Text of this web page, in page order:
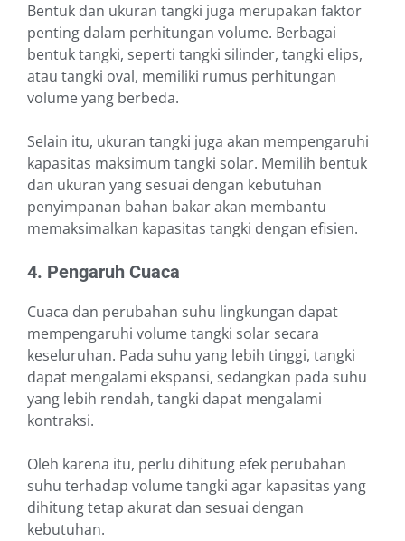
Bentuk dan ukuran tangki juga merupakan faktor
penting dalam perhitungan volume. Berbagai
bentuk tangki, seperti tangki silinder, tangki elips,
atau tangki oval, memiliki rumus perhitungan
volume yang berbeda.
Selain itu, ukuran tangki juga akan mempengaruhi
kapasitas maksimum tangki solar. Memilih bentuk
dan ukuran yang sesuai dengan kebutuhan
penyimpanan bahan bakar akan membantu
memaksimalkan kapasitas tangki dengan efisien.
4. Pengaruh Cuaca
Cuaca dan perubahan suhu lingkungan dapat
mempengaruhi volume tangki solar secara
keseluruhan. Pada suhu yang lebih tinggi, tangki
dapat mengalami ekspansi, sedangkan pada suhu
yang lebih rendah, tangki dapat mengalami
kontraksi.
Oleh karena itu, perlu dihitung efek perubahan
suhu terhadap volume tangki agar kapasitas yang
dihitung tetap akurat dan sesuai dengan
kebutuhan.